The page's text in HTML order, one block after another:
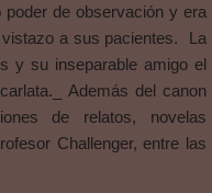
de observación y era
a sus pacientes. La
y su inseparable amigo el
Además del canon
de relatos, novelas
Challenger, entre las